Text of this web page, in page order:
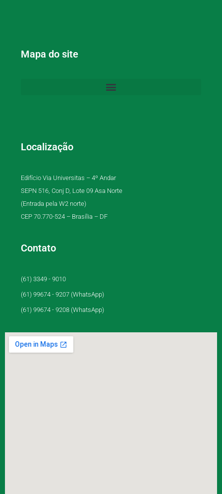
Mapa do site
Localização
Edifício Via Universitas – 4º Andar
SEPN 516, Conj D, Lote 09 Asa Norte
(Entrada pela W2 norte)
CEP 70.770-524 – Brasília – DF
Contato
(61) 3349 - 9010
(61) 99674 - 9207 (WhatsApp)
(61) 99674 - 9208 (WhatsApp)